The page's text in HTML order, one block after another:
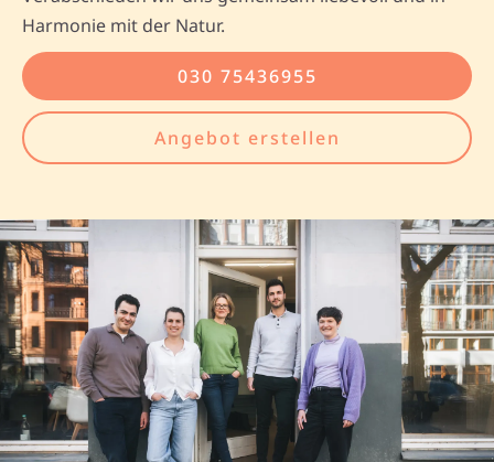
Harmonie mit der Natur.
030 75436955
Angebot erstellen